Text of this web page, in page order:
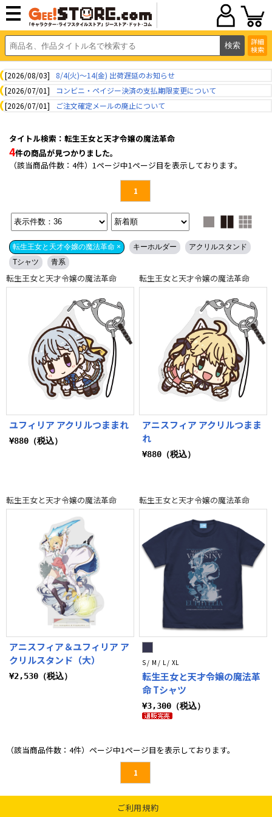
詳細
検索
[2026/08/03]
8/4(火)～14(金) 出荷遅延のお知らせ
[2026/07/01]
コンビニ・ペイジー決済の支払期限変更について
[2026/07/01]
ご注文確定メールの廃止について
タイトル検索：転生王女と天才令嬢の魔法革命
4件の商品が見つかりました。
（該当商品件数：4件）1ページ中1ページ目を表示しております。
1
転生王女と天才令嬢の魔法革命 × キーホルダー
アクリルスタンド
Tシャツ
青系
転生王女と天才令嬢の魔法革命
ユフィリア アクリルつままれ
¥880（税込）
転生王女と天才令嬢の魔法革命
アニスフィア アクリルつまま
れ
¥880（税込）
転生王女と天才令嬢の魔法革命
アニスフィア＆ユフィリア ア
クリルスタンド（大）
¥2,530（税込）
転生王女と天才令嬢の魔法革命
S / M / L / XL
転生王女と天才令嬢の魔法革
命 Tシャツ
¥3,300（税込）
（該当商品件数：4件）ページ中1ページ目を表示しております。
1
ご利用規約